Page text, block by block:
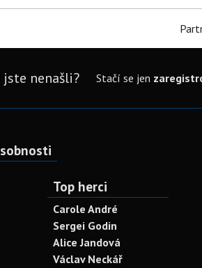
jste nenašli? Stačí se jen
Top herci
Carole André
Sergei Godin
Alice Jandová
Václav Neckář